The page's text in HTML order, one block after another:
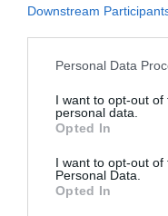
Downstream
Personal Data
I want to opt-out
personal data.
Opted In
I want to opt-out of
Personal Data.
Opted In